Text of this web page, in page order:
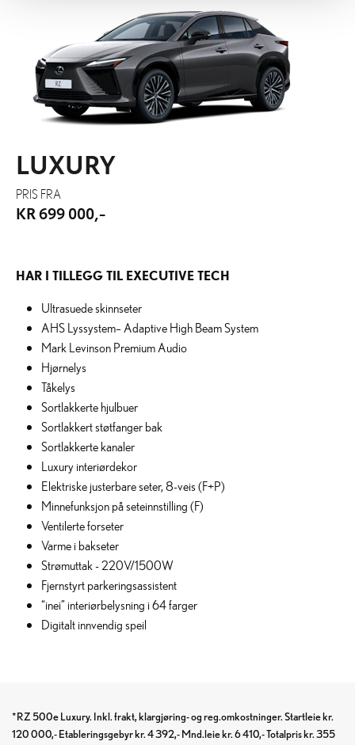
LUXURY
PRIS FRA
KR 699 000,-
HAR I TILLEGG TIL EXECUTIVE TECH
Ultrasuede skinnseter
AHS Lyssystem– Adaptive High Beam System
Mark Levinson Premium Audio
Hjørnelys
Tåkelys
Sortlakkerte hjulbuer
Sortlakkert støtfanger bak
Sortlakkerte kanaler
Luxury interiørdekor
Elektriske justerbare seter, 8-veis (F+P)
Minnefunksjon på seteinnstilling (F)
Ventilerte forseter
Varme i bakseter
Strømuttak - 220V/1500W
Fjernstyrt parkeringsassistent
“inei” interiørbelysning i 64 farger
Digitalt innvendig speil
*RZ 500e Luxury. Inkl. frakt, klargjøring- og reg.omkostninger. Startleie kr.
120 000,- Etableringsgebyr kr. 4 392,- Mnd.leie kr. 6 410,- Totalpris kr. 355